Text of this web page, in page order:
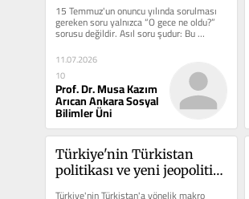
15 Temmuz'un onuncu yılında sorulması
gereken soru yalnızca “O gece ne oldu?”
sorusu değildir. Asıl soru şudur: Bu
11.07.2026
10
Prof. Dr. Musa Kazım
Arıcan Ankara Sosyal
Bilimler Üni
Türkiye'nin Türkistan
politikası ve yeni jeopolitik